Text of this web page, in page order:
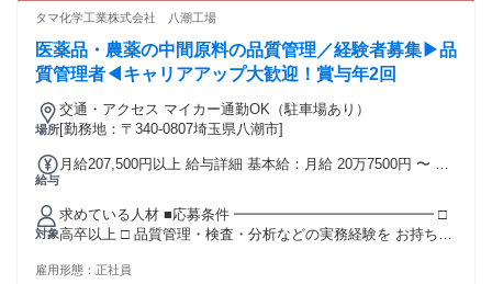
タマ化学工業株式会社 八潮工場
医薬品・農薬の中間原料の品質管理／経験者募集▶︎品
質管理者◀︎キャリアアップ大歓迎！賞与年2回
場所
交通・アクセス マイカー通勤OK（駐車場あり）
[勤務地：〒340-0807埼玉県八潮市]
給与
月給207,500円以上 給与詳細 基本給：月給 20万7500円 〜 固
皆勤・家族手当金額：なし 全員に一律で支払われるその他手
当金額：なし ・賞与年2回（昨年度実績4.2ヶ月分） ・昇給年
1回
対象
求めている人材 ■応募条件 ━━━━━━━━━━━━━━ □
高卒以上 □ 品質管理・検査・分析などの実務経験を お持ちの
粧品など 幅広く歓迎） ■歓迎します
雇用形態： 正社員